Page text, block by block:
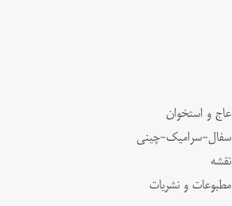
عاج و استخوان
سفال-سرامیک-چینی
نقشه
مطبوعات و نشریات